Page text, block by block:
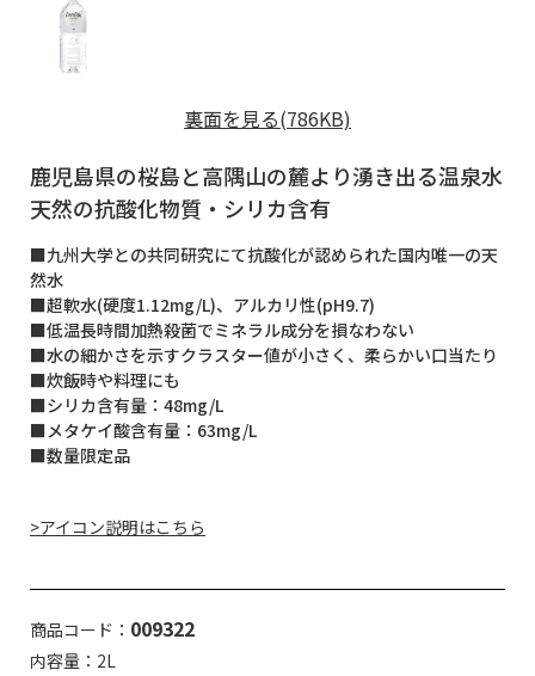
裏面を見る(786KB)
鹿児島県の桜島と高隅山の麓より湧き出る温泉水
天然の抗酸化物質・シリカ含有
■九州大学との共同研究にて抗酸化が認められた国内唯一の天
然水
■超軟水(硬度1.12mg/L)、アルカリ性(pH9.7)
■低温長時間加熱殺菌でミネラル成分を損なわない
■水の細かさを示すクラスター値が小さく、柔らかい口当たり
■炊飯時や料理にも
■シリカ含有量：48mg/L
■メタケイ酸含有量：63mg/L
■数量限定品
>アイコン説明はこちら
商品コード： 009322
内容量：2L